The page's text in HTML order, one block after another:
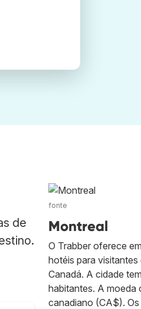
de
fonte
Montreal
O Trabber oferece
hotéis para visitantes
Canadá. A cidade
habitantes. A moeda
canadiano (CA$). Os